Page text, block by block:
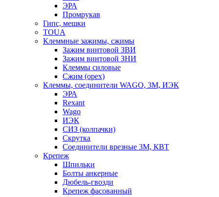
ЭРА
Промрукав
Гипс, мешки
TOUA
Клеммные зажимы, сжимы
Зажим винтовой ЗВИ
Зажим винтовой ЗНИ
Клеммы силовые
Сжим (орех)
Клеммы, соединители WAGO, 3M, ИЭК
ЭРА
Rexant
Wago
ИЭК
СИЗ (колпачки)
Скрутка
Соединители врезные 3M, КВТ
Крепеж
Шпильки
Болты анкерные
Дюбель-гвозди
Крепеж фасованный